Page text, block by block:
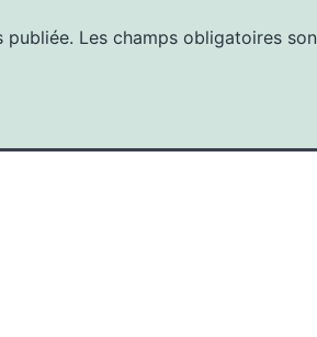
publiée. Les champs obligatoires